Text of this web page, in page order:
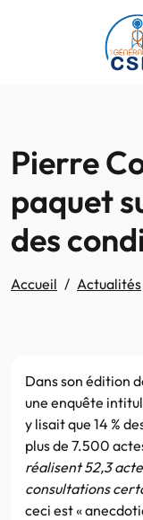
Passer au contenu
Pierre
paquet
des
Accueil Actualités
Dans son édition
une enquête
y lisait que 14 %
plus de 7.500
réalisent 52,3
consultations
ceci est «